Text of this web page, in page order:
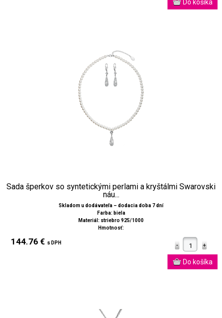
Sada šperkov so syntetickými perlami a kryštálmi Swarovski
náu...
Skladom u dodávateľa – dodacia doba 7 dní
Farba: biela
Materiál: striebro 925/1000
Hmotnosť:
144.76 € s DPH